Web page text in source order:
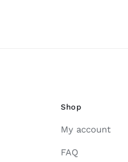
Shop
My account
FAQ